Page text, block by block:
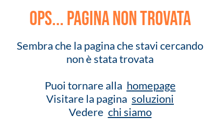
Ops... pagina non trovata
Sembra che la pagina che stavi cercando
non è stata trovata
Puoi tornare alla homepage
Visitare la pagina soluzioni
Vedere chi siamo